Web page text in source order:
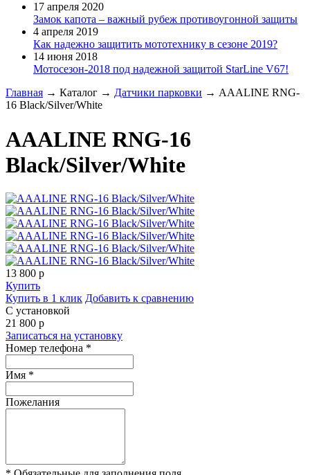
17 апреля 2020
Замок капота – важный рубеж противоугонной защиты
4 апреля 2019
Как надежно защитить мототехнику в сезоне 2019?
14 июня 2018
Мотосезон-2018 под надежной защитой StarLine V67!
Главная → Каталог → Датчики парковки → AAALINE RNG-
16 Black/Silver/White
AAALINE RNG-16
Black/Silver/White
13 800 p
Купить
Купить в 1 клик Добавить к сравнению
С установкой
21 800 p
Записаться на установку
Номер телефона *
Имя *
Пожелания